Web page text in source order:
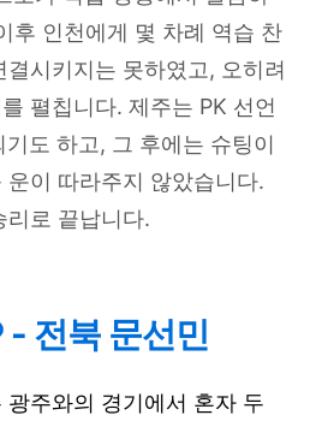
후 인천에게 몇 차례 역습 찬
시키지는 못하였고, 오히려
펼칩니다. 제주는 PK 선언
도 하고, 그 후에는 슈팅이
이 따라주지 않았습니다.
리로 끝납니다.
전북 문선민
주와의 경기에서 혼자 두